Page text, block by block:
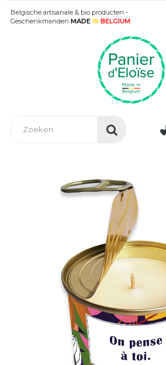
Belgische artisanale & bio producten -
Geschenkmanden MADE IN BELGIUM